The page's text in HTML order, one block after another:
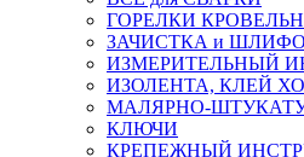
ГОРЕЛКИ
ЗАЧИСТКА и
ИЗМЕРИТЕЛЬНЫЙ
ИЗОЛЕНТА, КЛЕЙ
МАЛЯРНО-
КЛЮЧИ
КРЕПЕЖНЫЙ